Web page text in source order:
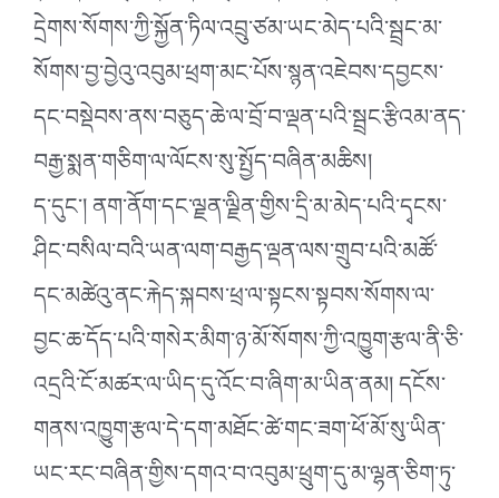
དྲེགས་སོགས་ཀྱི་སྐྱོན་ཏིལ་འབྲུ་ཙམ་ཡང་མེད་པའི་སྦྲང་མ་
སོགས་བྱ་བྱེའུ་འབུམ་ཕྲག་མང་པོས་སྙན་འཇེབས་དབྱངས་
དང་བསྡེབས་ནས་བཅུད་ཆེ་ལ་བྲོ་བ་ལྡན་པའི་སྦྲང་རྩིའམ་ནད་
བརྒྱ་སྨན་གཅིག་ལ་ལོངས་སུ་སྤྱོད་བཞིན་མཆིས།
ད་དུང༌། ནག་ནོག་དང་ལྗན་ལྗིན་གྱིས་དྲི་མ་མེད་པའི་དྭངས་
ཤིང་བསིལ་བའི་ཡན་ལག་བརྒྱད་ལྡན་ལས་གྲུབ་པའི་མཚོ་
དང་མཚེའུ་ནང་རྐེད་སྐབས་ཕྲ་ལ་སྟངས་སྟབས་སོགས་ལ་
བྱང་ཆ་དོད་པའི་གསེར་མིག་ཉ་མོ་སོགས་ཀྱི་འཁྱུག་རྩལ་ནི་ཅི་
འདྲའི་ངོ་མཚར་ལ་ཡིད་དུ་འོང་བ་ཞིག་མ་ཡིན་ནམ། དངོས་
གནས་འཁྱུག་རྩལ་དེ་དག་མཐོང་ཚེ་གང་ཟག་ཕོ་མོ་སུ་ཡིན་
ཡང་རང་བཞིན་གྱིས་དགའ་བ་འབུམ་ཕྲུག་དུ་མ་ལྷན་ཅིག་ཏུ་